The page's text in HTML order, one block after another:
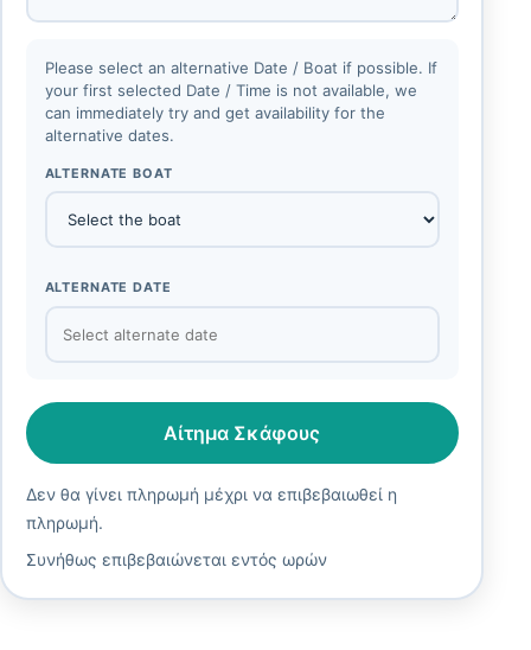
Please select an alternative Date / Boat if possible. If
your first selected Date / Time is not available, we
can immediately try and get availability for the
alternative dates.
ALTERNATE BOAT
ALTERNATE DATE
Αίτημα Σκάφους
Δεν θα γίνει πληρωμή μέχρι να επιβεβαιωθεί η
πληρωμή.
Συνήθως επιβεβαιώνεται εντός ωρών